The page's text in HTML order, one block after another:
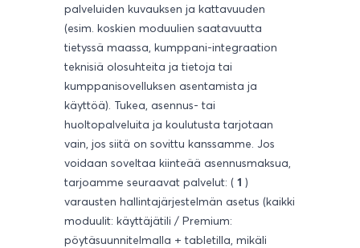
palveluiden kuvauksen ja kattavuuden
(esim. koskien moduulien saatavuutta
tietyssä maassa, kumppani-integraation
teknisiä olosuhteita ja tietoja tai
kumppanisovelluksen asentamista ja
käyttöä). Tukea, asennus- tai
huoltopalveluita ja koulutusta tarjotaan
vain, jos siitä on sovittu kanssamme. Jos
voidaan soveltaa kiinteää asennusmaksua,
tarjoamme seuraavat palvelut: ( 1 )
varausten hallintajärjestelmän asetus (kaikki
moduulit: käyttäjätili / Premium:
pöytäsuunnitelmalla + tabletilla, mikäli